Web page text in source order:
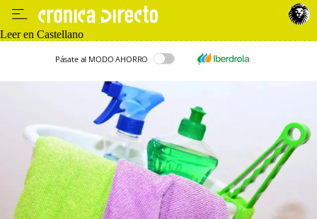
Leer en Castellano
Pásate al MODO AHORRO